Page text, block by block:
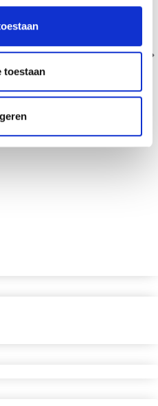
toestaan
OPEN RINGEN